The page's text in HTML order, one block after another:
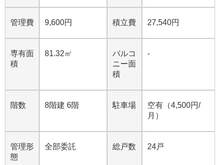
管理費 9,600円 積立費 27,540円
専有面
積
81.32㎡
バルコ
ニー面
積
-
階数 8階建 6階 駐車場
空有（4,500円/
月）
管理形
態
全部委託 総戸数 24戸